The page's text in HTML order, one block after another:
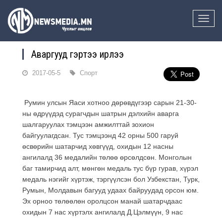
Toggle
Аваргууд гэртээ ирлээ
2017-05-5 Спорт
Румин улсын Яаси хотноо дөрөвдүгээр сарын 21-30-
ны өдрүүдэд сурагчдын шатрын дэлхийн аварга
шалгаруулах тэмцээн амжилттай зохион
байгуулагдсан. Тус тэмцээнд 42 орны 500 гаруй
өсвөрийн шатарчид хөвгүүд, охидын 12 насны
ангилалд 36 медалийн төлөө өрсөлдсөн. Монголын
баг тамирчид алт, мөнгөн медаль тус бүр гурав, хүрэл
медаль нэгийг хүртэж, тэргүүлсэн бол Узбекстан, Турк,
Румын, Молдавын багууд удаах байруудад орсон юм.
Эх орноо төлөөлөн оролцсон манай шатарчдаас
охидын 7 нас хүртэлх ангилалд Д.Цэлмүүн, 9 нас